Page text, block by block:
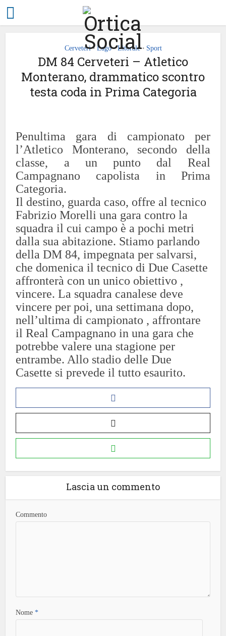
Cerveteri • Lago • Litorale • Sport
DM 84 Cerveteri – Atletico
Monterano, drammatico scontro
testa coda in Prima Categoria
Penultima gara di campionato per
l’Atletico Monterano, secondo della
classe, a un punto dal Real
Campagnano capolista in Prima
Categoria.
Il destino, guarda caso, offre al tecnico
Fabrizio Morelli una gara contro la
squadra il cui campo è a pochi metri
dalla sua abitazione. Stiamo parlando
della DM 84, impegnata per salvarsi,
che domenica il tecnico di Due Casette
affronterà con un unico obiettivo ,
vincere. La squadra canalese deve
vincere per poi, una settimana dopo,
nell’ultima di campionato , affrontare
il Real Campagnano in una gara che
potrebbe valere una stagione per
entrambe. Allo stadio delle Due
Casette si prevede il tutto esaurito.
Lascia un commento
Commento
Nome*